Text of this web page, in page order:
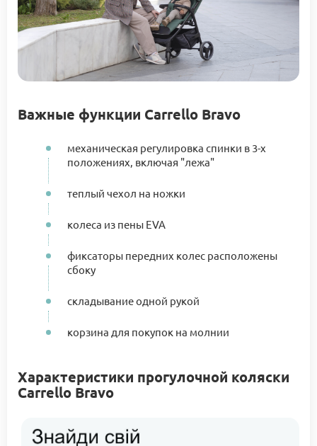
Важные функции Carrello Bravo
механическая регулировка спинки в 3-х
положениях, включая "лежа"
теплый чехол на ножки
колеса из пены EVA
фиксаторы передних колес расположены
сбоку
складывание одной рукой
корзина для покупок на молнии
Характеристики прогулочной коляски
Carrello Bravo